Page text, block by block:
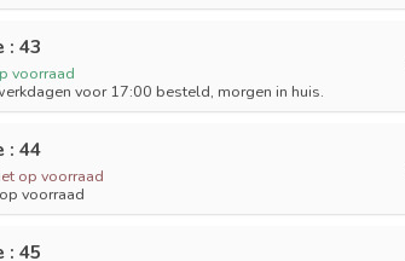
: 43
voorraad
voor 17:00 besteld, morgen in huis.
: 44
op voorraad
voorraad
: 45